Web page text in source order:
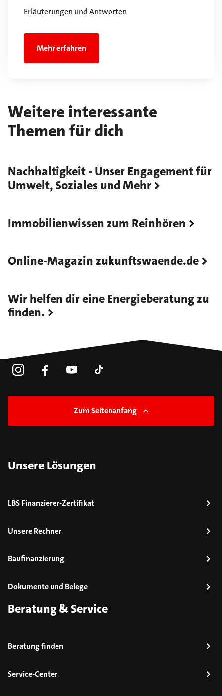
Erläuterungen und Antworten
Mehr erfahren
Weitere interessante
Themen für dich
Nachhaltigkeit - Unser Engagement für
Umwelt, Soziales und Mehr
Immobilienwissen zum Reinhören
Online-Magazin zukunftswaende.de
Wir helfen dir eine Energieberatung zu
finden.
Zum Seitenanfang
Unsere Lösungen
LBS Finanzierer-Zertifikat
Unsere Rechner
Baufinanzierung
Dokumente und Belege
Beratung & Service
Beratung finden
Service-Center